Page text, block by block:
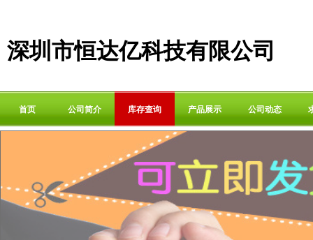
深圳市恒达亿科技有限公司
首页 公司简介 库存查询 产品展示 公司动态